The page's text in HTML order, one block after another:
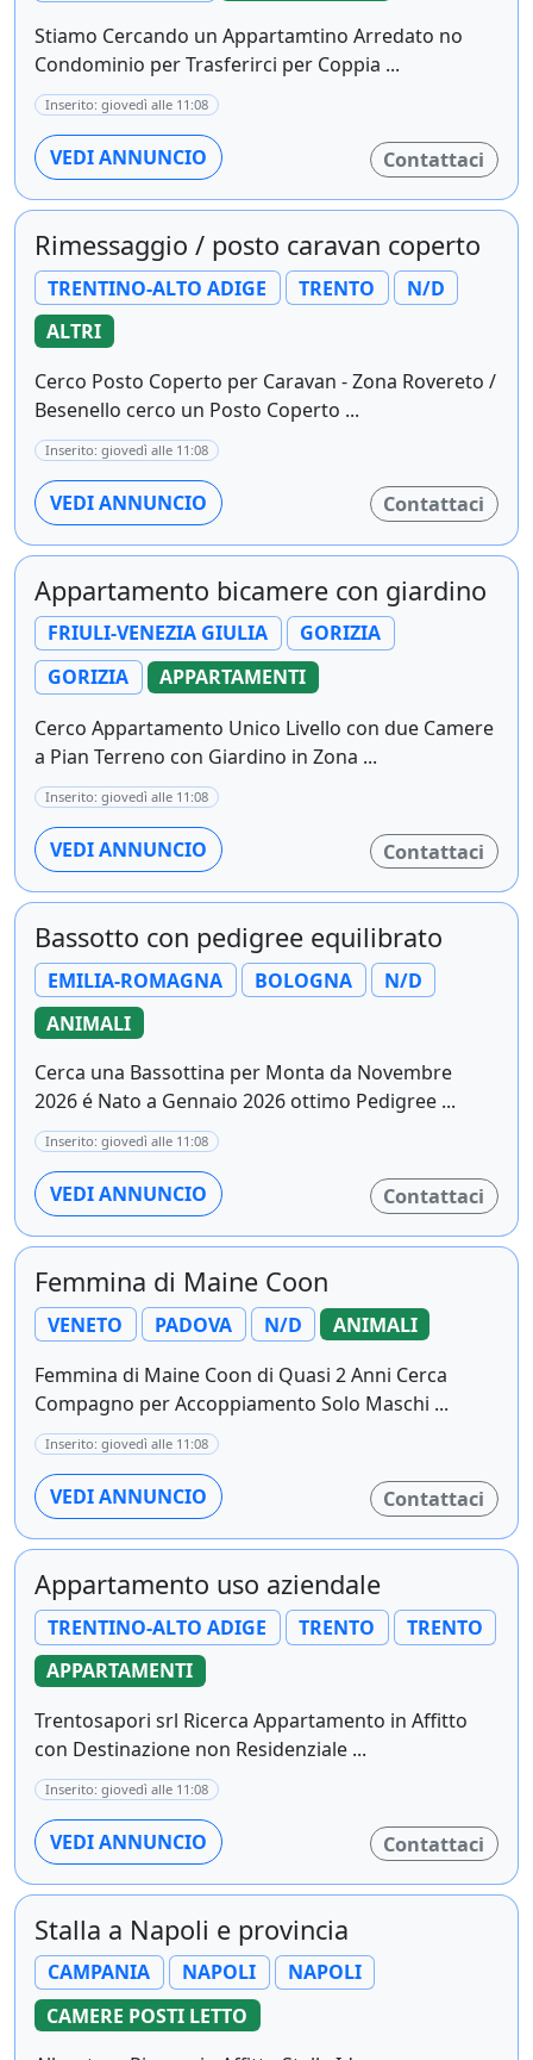
Stiamo Cercando un Appartamtino Arredato no
Condominio per Trasferirci per Coppia ...
Inserito: giovedì alle 11:08
VEDI ANNUNCIO Contattaci
Rimessaggio / posto caravan coperto
TRENTINO-ALTO ADIGE TRENTO
N/D
ALTRI
Cerco Posto Coperto per Caravan - Zona Rovereto /
Besenello cerco un Posto Coperto ...
Inserito: giovedì alle 11:08
VEDI ANNUNCIO Contattaci
Appartamento bicamere con giardino
FRIULI-VENEZIA GIULIA
GORIZIA
GORIZIA
APPARTAMENTI
Cerco Appartamento Unico Livello con due Camere
a Pian Terreno con Giardino in Zona ...
Inserito: giovedì alle 11:08
VEDI ANNUNCIO Contattaci
Bassotto con pedigree equilibrato
EMILIA-ROMAGNA BOLOGNA
N/D
ANIMALI
Cerca una Bassottina per Monta da Novembre
2026 é Nato a Gennaio 2026 ottimo Pedigree ...
Inserito: giovedì alle 11:08
VEDI ANNUNCIO Contattaci
Femmina di Maine Coon
VENETO PADOVA N/D
ANIMALI
Femmina di Maine Coon di Quasi 2 Anni Cerca
Compagno per Accoppiamento Solo Maschi ...
Inserito: giovedì alle 11:08
VEDI ANNUNCIO Contattaci
Appartamento uso aziendale
TRENTINO-ALTO ADIGE TRENTO
TRENTO
APPARTAMENTI
Trentosapori srl Ricerca Appartamento in Affitto
con Destinazione non Residenziale ...
Inserito: giovedì alle 11:08
VEDI ANNUNCIO Contattaci
Stalla a Napoli e provincia
CAMPANIA NAPOLI
NAPOLI
CAMERE POSTI LETTO